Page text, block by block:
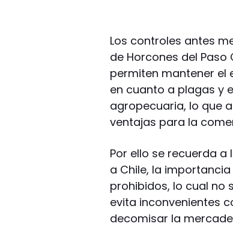
Los controles antes
de Horcones del
permiten mantener el
en cuanto a plagas y
agropecuaria, lo que
ventajas para la
Por ello se recuerda
a Chile, la
prohibidos, lo cual no
evita inconvenientes
decomisar la